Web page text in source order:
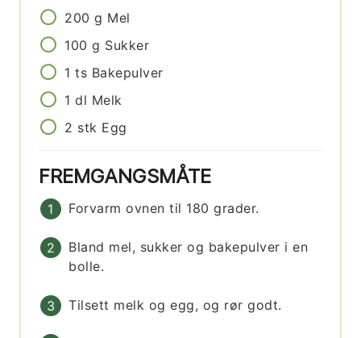
200 g Mel
100 g Sukker
1 ts Bakepulver
1 dl Melk
2 stk Egg
FREMGANGSMÅTE
Forvarm ovnen til 180 grader.
Bland mel, sukker og bakepulver i en
bolle.
Tilsett melk og egg, og rør godt.